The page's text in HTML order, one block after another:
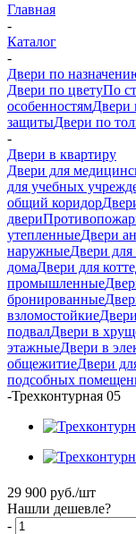
Главная
-
Каталог
-
Двери по
Двери по цветуПо
особенностямДвери
защитыДвери по
-
Двери в квартиру
Двери для
для учебных
общий коридор
двери
утепленныеДвери
наружныеДвери для
домаДвери для
промышленные
бронированные
взломостойкие
подвалДвери в
этажныеДвери в
общежитиеДвери
подсобных
-Трехконтурная 05
29 900 руб./шт
Нашли дешевле?
-